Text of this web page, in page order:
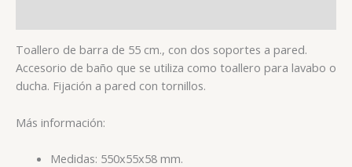
Toallero de barra de 55 cm., con dos soportes a pared.
Accesorio de baño que se utiliza como toallero para lavabo o
ducha. Fijación a pared con tornillos.
Más información:
Medidas: 550x55x58 mm.